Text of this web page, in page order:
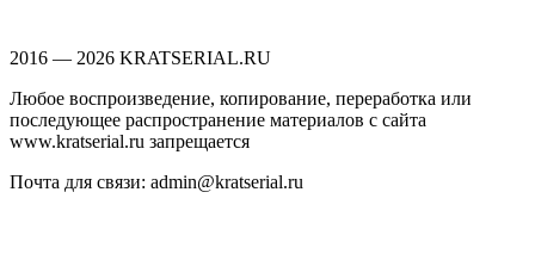
2016 — 2026 KRATSERIAL.RU
Любое воспроизведение, копирование, переработка или
последующее распространение материалов с сайта
www.kratserial.ru запрещается
Почта для связи: admin@kratserial.ru